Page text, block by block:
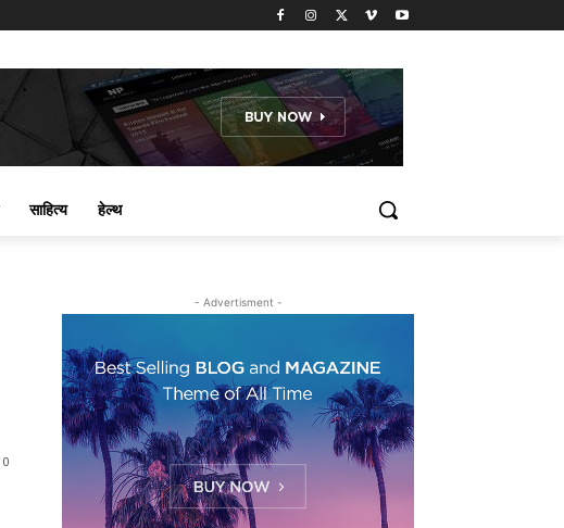
साहित्य हेल्थ
0
- Advertisment -